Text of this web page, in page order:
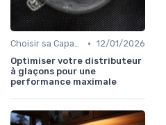
Choisir sa Capacité • 12/01/2026
Optimiser votre distributeur
à glaçons pour une
performance maximale